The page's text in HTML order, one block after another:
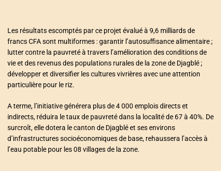
Les résultats escomptés par ce projet évalué à 9,6 milliards de
francs CFA sont multiformes : garantir l’autosuffisance alimentaire ;
lutter contre la pauvreté à travers l’amélioration des conditions de
vie et des revenus des populations rurales de la zone de Djagblé ;
développer et diversifier les cultures vivrières avec une attention
particulière pour le riz.
A terme, l’initiative générera plus de 4 000 emplois directs et
indirects, réduira le taux de pauvreté dans la localité de 67 à 40%. De
surcroît, elle dotera le canton de Djagblé et ses environs
d’infrastructures socioéconomiques de base, rehaussera l’accès à
l’eau potable pour les 08 villages de la zone.